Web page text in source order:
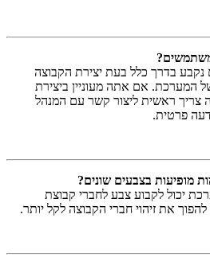
בדרך כלל בעת יצירת הקבוצה
המערכת. אם אתה מעוניין ביצירת
ראשית ליצור קשר עם המנהל
פרטית.
מופיעות בצבעים שונים?
יכול לקבוע צבע לחברי קבוצת
את זיהוי חברי הקבוצה לקל יותר.